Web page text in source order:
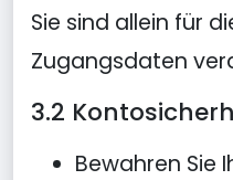
Sie sind allein für
Zugangsdaten
3.2
Bewahren Sie